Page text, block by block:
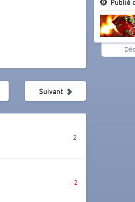
Suivant
2
-2
Publié